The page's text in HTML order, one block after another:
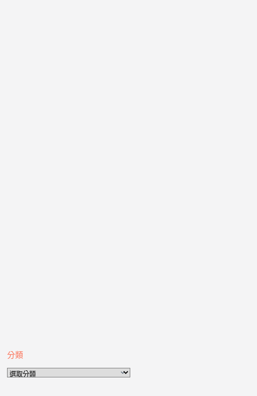
分類
分